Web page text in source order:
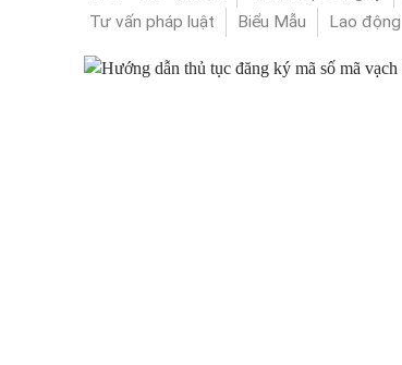
Tư vấn pháp luật
Biểu Mẫu Lao động